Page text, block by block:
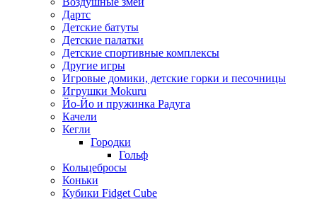
Дартс
Детские батуты
Детские палатки
Детские спортивные комплексы
Другие игры
Игровые домики, детские горки и песочницы
Игрушки Mokuru
Йо-Йо и пружинка Радуга
Качели
Кегли
Городки
Гольф
Кольцебросы
Коньки
Кубики Fidget Cube